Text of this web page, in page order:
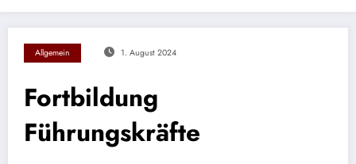
Allgemein 1. August 2024
Fortbildung
Führungskräfte